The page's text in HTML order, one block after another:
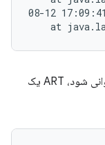
08-12
بدون هیچ متد فراخوانی شود، ART یک